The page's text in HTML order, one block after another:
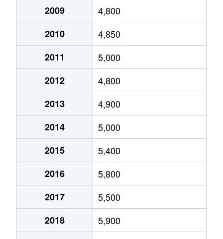
鵜の木
7,400万円
鵜の木
6,700万円
鵜の木
5,200万円
鵜の木
15,000万円
鵜の木
96,000万円
鵜の木
7,000万円
鵜の木
1,000万円
鵜の木
87,000万円
大森北
6,100万円
大森北
7,000万円
2009
4,800
2010
4,850
2011
5,000
2012
4,800
2013
4,900
2014
5,000
2015
5,400
2016
5,800
2017
5,500
2018
5,900